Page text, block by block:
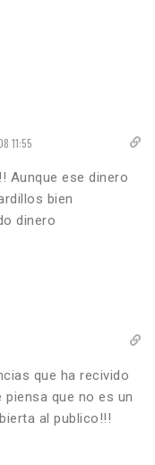
11:55
Aunque ese dinero
bien
dinero
que ha recivido
piensa que no es un
al publico!!!